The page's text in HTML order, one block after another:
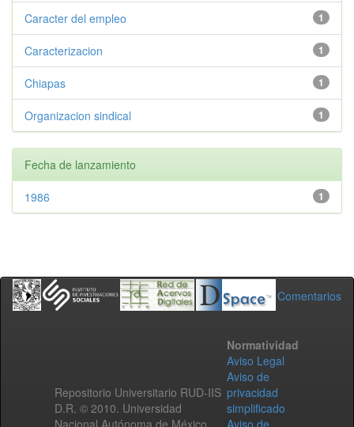
1
Caracter del empleo
1
Caracterizacion
1
Chiapas
1
Organizacion sindical
Fecha de lanzamiento
1
1986
Comentarios
Repositorio Universitario RUD-IIS
D.R. © 2010. Universidad
Nacional Autónoma de México.
Normatividad
Aviso Legal
Aviso de
privacidad
simplificado
Aviso de